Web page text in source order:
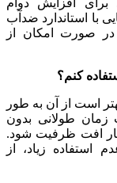
با استاندارد ضدآب
در صورت امکان از
است از آن به طور
زمان طولانی بدون
افت ظرفیت شود.
استفاده زیاد، از